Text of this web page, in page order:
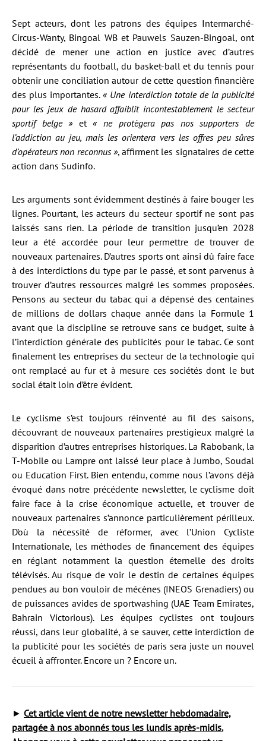
Sept acteurs, dont les patrons des équipes Intermarché-
Circus-Wanty, Bingoal WB et Pauwels Sauzen-Bingoal, ont
décidé de mener une action en justice avec d’autres
représentants du football, du basket-ball et du tennis pour
obtenir une conciliation autour de cette question financière
des plus importantes.« Une interdiction totale de la publicité
pour les jeux de hasard affaiblit incontestablement le secteur
sportif belge »et« ne protègera pas nos supporters de
l’addiction au jeu, mais les orientera vers les offres peu sûres
d’opérateurs non reconnus », affirment les signataires de cette
action dans Sudinfo.
Les arguments sont évidemment destinés à faire bouger les
lignes. Pourtant, les acteurs du secteur sportif ne sont pas
laissés sans rien. La période de transition jusqu’en 2028
leur a été accordée pour leur permettre de trouver de
nouveaux partenaires. D’autres sports ont ainsi dû faire face
à des interdictions du type par le passé, et sont parvenus à
trouver d’autres ressources malgré les sommes proposées.
Pensons au secteur du tabac qui a dépensé des centaines
de millions de dollars chaque année dans la Formule 1
avant que la discipline se retrouve sans ce budget, suite à
l’interdiction générale des publicités pour le tabac. Ce sont
finalement les entreprises du secteur de la technologie qui
ont remplacé au fur et à mesure ces sociétés dont le but
social était loin d’être évident.
Le cyclisme s’est toujours réinventé au fil des saisons,
découvrant de nouveaux partenaires prestigieux malgré la
disparition d’autres entreprises historiques. La Rabobank, la
T-Mobile ou Lampre ont laissé leur place à Jumbo, Soudal
ou Education First. Bien entendu, comme nous l’avons déjà
évoqué dans notre précédente newsletter, le cyclisme doit
faire face à la crise économique actuelle, et trouver de
nouveaux partenaires s’annonce particulièrement périlleux.
D’où la nécessité de réformer, avec l’Union Cycliste
Internationale, les méthodes de financement des équipes
en réglant notamment la question éternelle des droits
télévisés. Au risque de voir le destin de certaines équipes
pendues au bon vouloir de mécènes (INEOS Grenadiers) ou
de puissances avides de sportwashing (UAE Team Emirates,
Bahrain Victorious). Les équipes cyclistes ont toujours
réussi, dans leur globalité, à se sauver, cette interdiction de
la publicité pour les sociétés de paris sera juste un nouvel
écueil à affronter. Encore un ? Encore un.
► Cet article vient de notre newsletter hebdomadaire,
partagée à nos abonnés tous les lundis après-midis.